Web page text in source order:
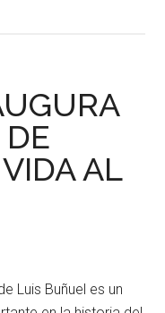
DE
AL
Luis Buñuel es un